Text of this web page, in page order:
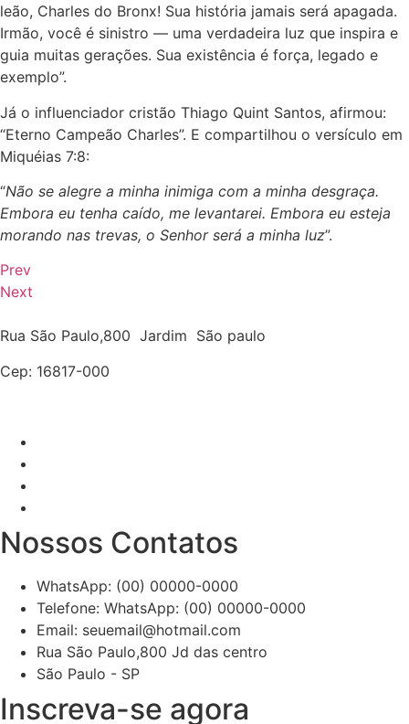
leão, Charles do Bronx! Sua história jamais será apagada.
Irmão, você é sinistro — uma verdadeira luz que inspira e
guia muitas gerações. Sua existência é força, legado e
exemplo”.
Já o influenciador cristão Thiago Quint Santos, afirmou:
“Eterno Campeão Charles”. E compartilhou o versículo em
Miquéias 7:8:
“Não se alegre a minha inimiga com a minha desgraça.
Embora eu tenha caído, me levantarei. Embora eu esteja
morando nas trevas, o Senhor será a minha luz”.
Prev
Next
Rua São Paulo,800 Jardim São paulo
Cep: 16817-000
Nossos Contatos
WhatsApp: (00) 00000-0000
Telefone: WhatsApp: (00) 00000-0000
Email: seuemail@hotmail.com
Rua São Paulo,800 Jd das centro
São Paulo - SP
Inscreva-se agora